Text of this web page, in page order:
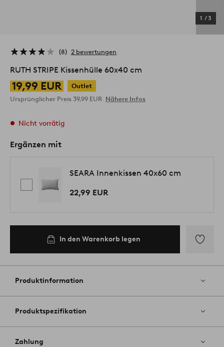
1 /3
8 2 bewertungen
RUTH STRIPE Kissenhülle 60x40 cm
19,99 EUR
Outlet
Ursprünglicher Preis 39,99 EUR Nähere Infos
Nicht vorrätig
Ergänzen mit
SEARA Innenkissen 40x60 cm
22,99 EUR
In den Warenkorb legen
Favoriten
Produktinformation
Produktspezifikation
Zahlung